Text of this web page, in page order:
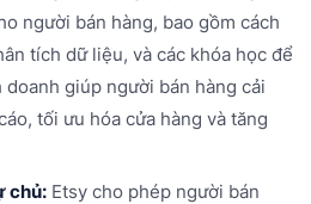
người bán hàng, bao gồm cách
tích dữ liệu, và các khóa học để
doanh giúp người bán hàng cải
tối ưu hóa cửa hàng và tăng
chủ:Etsy cho phép người bán